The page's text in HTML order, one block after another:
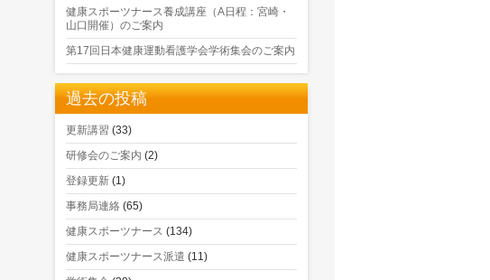
健康スポーツナース養成講座（A日程：宮崎・
山口開催）のご案内
第17回日本健康運動看護学会学術集会のご案内
過去の投稿
更新講習 (33)
研修会のご案内 (2)
登録更新 (1)
事務局連絡 (65)
健康スポーツナース (134)
健康スポーツナース派遣 (11)